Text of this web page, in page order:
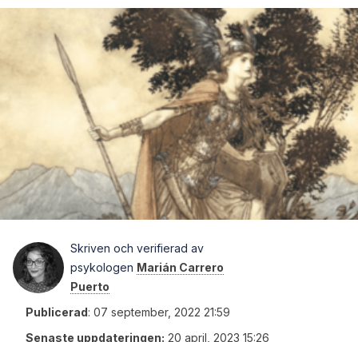
Skriven och verifierad av
psykologen Marián Carrero
Puerto
Publicerad: 07 september, 2022 21:59
Senaste uppdateringen: 20 april, 2023 15:26